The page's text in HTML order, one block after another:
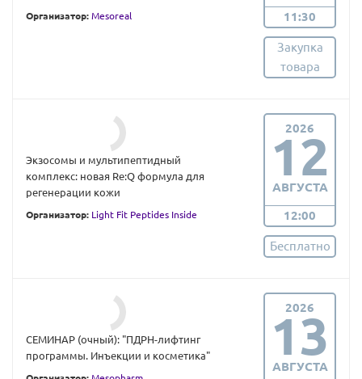
Организатор: Mesoreal 11:30
Закупка
товара
Экзосомы и мультипептидный
комплекс: новая Re:Q формула для
регенерации кожи
Организатор: Light Fit Peptides Inside
2026
12
АВГУСТА
12:00
Бесплатно
СЕМИНАР (очный): "ПДРН-лифтинг
программы. Инъекции и косметика"
2026
13
АВГУСТА